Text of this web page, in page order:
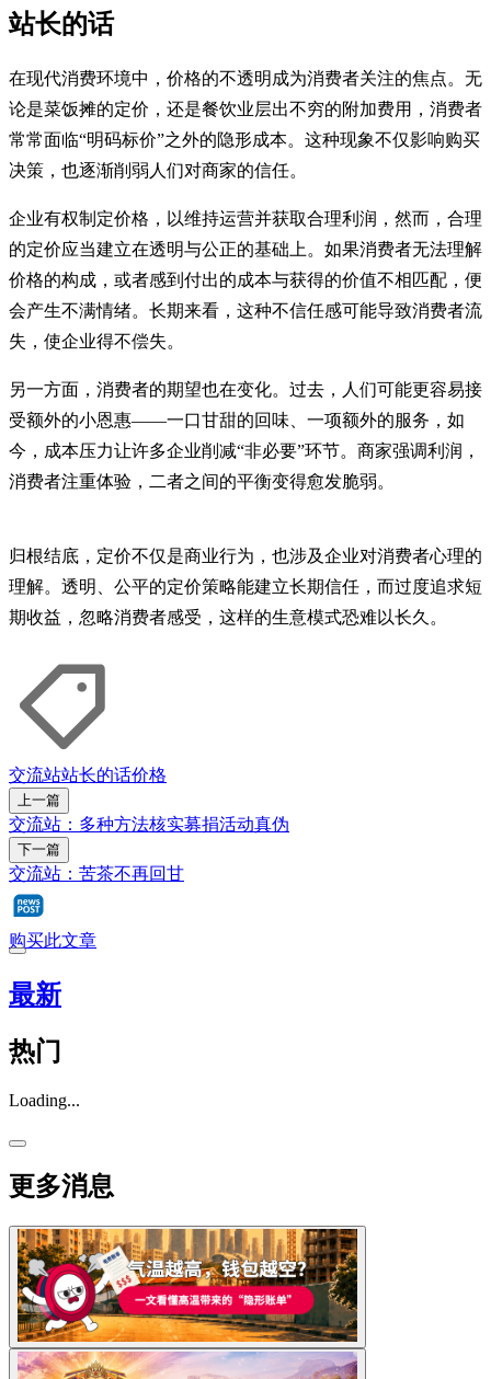
站长的话
在现代消费环境中，价格的不透明成为消费者关注的焦点。无
论是菜饭摊的定价，还是餐饮业层出不穷的附加费用，消费者
常常面临“明码标价”之外的隐形成本。这种现象不仅影响购买
决策，也逐渐削弱人们对商家的信任。
企业有权制定价格，以维持运营并获取合理利润，然而，合理
的定价应当建立在透明与公正的基础上。如果消费者无法理解
价格的构成，或者感到付出的成本与获得的价值不相匹配，便
会产生不满情绪。长期来看，这种不信任感可能导致消费者流
失，使企业得不偿失。
另一方面，消费者的期望也在变化。过去，人们可能更容易接
受额外的小恩惠——一口甘甜的回味、一项额外的服务，如
今，成本压力让许多企业削减“非必要”环节。商家强调利润，
消费者注重体验，二者之间的平衡变得愈发脆弱。
归根结底，定价不仅是商业行为，也涉及企业对消费者心理的
理解。透明、公平的定价策略能建立长期信任，而过度追求短
期收益，忽略消费者感受，这样的生意模式恐难以长久。
交流站站长的话价格
上一篇
交流站：多种方法核实募捐活动真伪
下一篇
交流站：苦茶不再回甘
购买此文章
最新
热门
Loading...
更多消息